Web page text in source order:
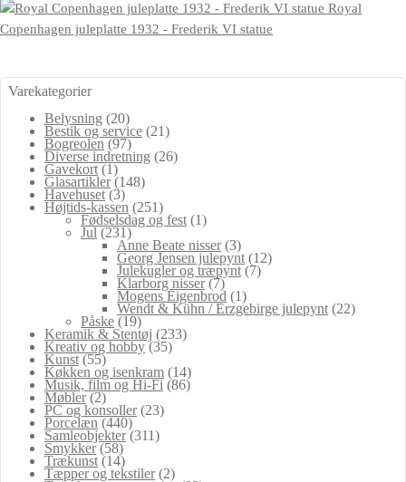
Royal
Copenhagen juleplatte 1932 - Frederik VI statue
Varekategorier
Belysning (20)
Bestik og service (21)
Bogreolen (97)
Diverse indretning (26)
Gavekort (1)
Glasartikler (148)
Havehuset (3)
Højtids-kassen (251)
Fødselsdag og fest (1)
Jul (231)
Anne Beate nisser (3)
Georg Jensen julepynt (12)
Julekugler og træpynt (7)
Klarborg nisser (7)
Mogens Eigenbrod (1)
Wendt & Kühn / Erzgebirge julepynt (22)
Påske (19)
Keramik & Stentøj (233)
Kreativ og hobby (35)
Kunst (55)
Køkken og isenkram (14)
Musik, film og Hi-Fi (86)
Møbler (2)
PC og konsoller (23)
Porcelæn (440)
Samleobjekter (311)
Smykker (58)
Trækunst (14)
Tæpper og tekstiler (2)